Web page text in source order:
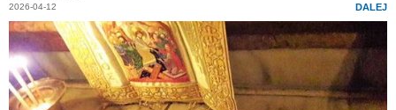
2026-04-12 DALEJ